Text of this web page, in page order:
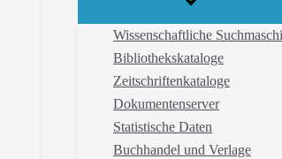
Wissenschaftliche
Bibliothekskataloge
Zeitschriftenkataloge
Dokumentenserver
Statistische Daten
Buchhandel und Verlage